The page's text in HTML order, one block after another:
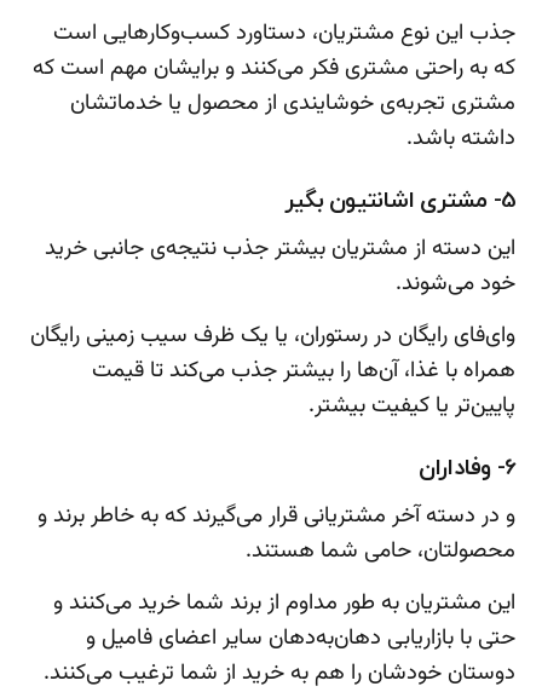
جذب این نوع مشتریان، دستاورد کسب‌وکارهایی است
که به راحتی مشتری فکر می‌کنند و برایشان مهم است که
مشتری تجربه‌ی خوشایندی از محصول یا خدماتشان
داشته باشد.
5- مشتری اشانتیون بگیر
این دسته از مشتریان بیشتر جذب نتیجه‌ی جانبی خرید
خود می‌شوند.
وای‌فای رایگان در رستوران، یا یک ظرف سیب زمینی رایگان
همراه با غذا، آن‌ها را بیشتر جذب می‌کند تا قیمت
پایین‌تر یا کیفیت بیشتر.
6- وفاداران
و در دسته آخر مشتریانی قرار می‌گیرند که به خاطر برند و
محصولتان، حامی شما هستند.
این مشتریان به طور مداوم از برند شما خرید می‌کنند و
حتی با بازاریابی دهان‌به‌دهان سایر اعضای فامیل و
دوستان خودشان را هم به خرید از شما ترغیب می‌کنند.